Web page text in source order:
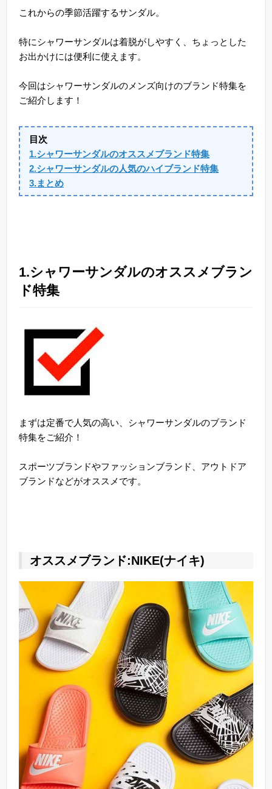
これからの季節活躍するサンダル。
特にシャワーサンダルは着脱がしやすく、ちょっとした
お出かけには便利に使えます。
今回はシャワーサンダルのメンズ向けのブランド特集を
ご紹介します！
目次
1.シャワーサンダルのオススメブランド特集
2.シャワーサンダルの人気のハイブランド特集
3.まとめ
1.シャワーサンダルのオススメブラン
ド特集
まずは定番で人気の高い、シャワーサンダルのブランド
特集をご紹介！
スポーツブランドやファッションブランド、アウトドア
ブランドなどがオススメです。
オススメブランド:NIKE(ナイキ)